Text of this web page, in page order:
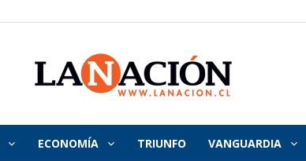
La
ECONOMÍA TRIUNFO VANGUARDIA